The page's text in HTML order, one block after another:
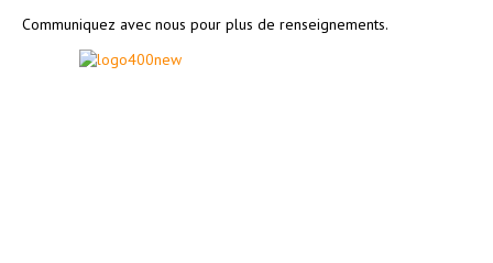
Communiquez avec nous pour plus de renseignements.